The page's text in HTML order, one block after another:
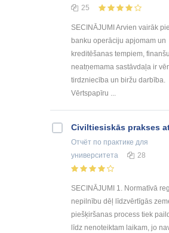
25
SECINĀJUMI Arvien vairāk
banku operāciju apjomam un
kreditēšanas tempiem,
neatņemama sastāvdaļa ir
tirdzniecība un biržu darbība.
Vērtspapīru ...
Civiltiesiskās prakses
Отчёт по практике для
университета
28
SECINĀJUMI 1. Normatīvā
nepilnību dēļ līdzvērtīgās
piešķiršanas process tiek
līdz nenoteiktam laikam, jo